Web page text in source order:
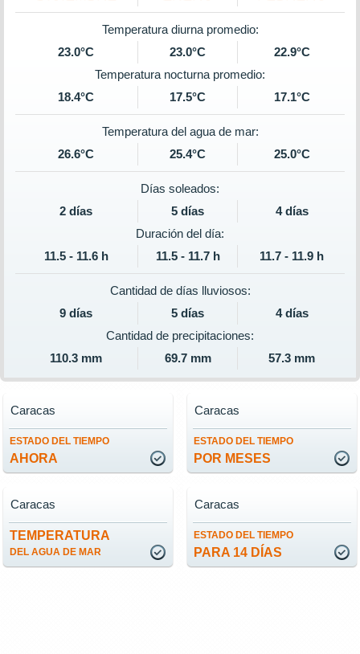
Temperatura diurna promedio:
23.0°C
23.0°C
22.9°C
Temperatura nocturna promedio:
18.4°C
17.5°C 17.1°C
Temperatura del agua de mar:
26.6°C
25.4°C 25.0°C
Días soleados:
2 días
5 días
4 días
Duración del día:
11.5 - 11.6 h
11.5 - 11.7 h 11.7 - 11.9 h
Cantidad de días lluviosos:
9 días
5 días
4 días
Cantidad de precipitaciones:
110.3 mm
69.7 mm 57.3 mm
ESTADO DEL TIEMPO
AHORA
Caracas
ESTADO DEL TIEMPO
POR MESES
Caracas
TEMPERATURA
DEL AGUA DE MAR
Caracas
ESTADO DEL TIEMPO
PARA 14 DÍAS
Caracas